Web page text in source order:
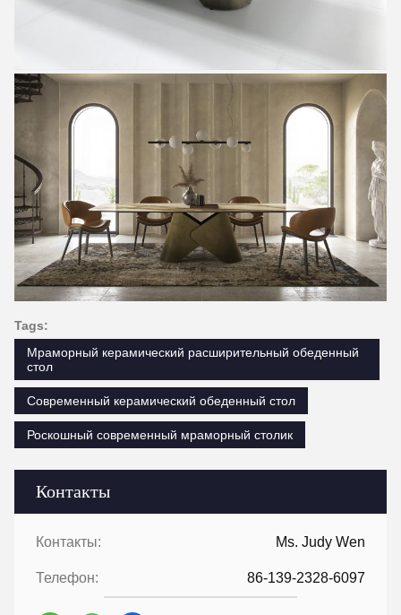
Контакты
Контакты: Ms. Judy Wen
Телефон: 86-139-2328-6097
Tags:
Мраморный керамический расширительный обеденный
стол
Современный керамический обеденный стол
Роскошный современный мраморный столик